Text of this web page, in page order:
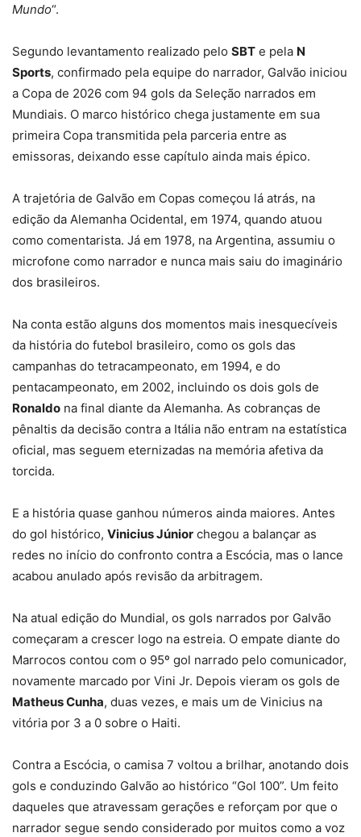
Mundo“.
Segundo levantamento realizado pelo SBT e pela N
Sports, confirmado pela equipe do narrador, Galvão iniciou
a Copa de 2026 com 94 gols da Seleção narrados em
Mundiais. O marco histórico chega justamente em sua
primeira Copa transmitida pela parceria entre as
emissoras, deixando esse capítulo ainda mais épico.
A trajetória de Galvão em Copas começou lá atrás, na
edição da Alemanha Ocidental, em 1974, quando atuou
como comentarista. Já em 1978, na Argentina, assumiu o
microfone como narrador e nunca mais saiu do imaginário
dos brasileiros.
Na conta estão alguns dos momentos mais inesquecíveis
da história do futebol brasileiro, como os gols das
campanhas do tetracampeonato, em 1994, e do
pentacampeonato, em 2002, incluindo os dois gols de
Ronaldo na final diante da Alemanha. As cobranças de
pênaltis da decisão contra a Itália não entram na estatística
oficial, mas seguem eternizadas na memória afetiva da
torcida.
E a história quase ganhou números ainda maiores. Antes
do gol histórico, Vinicius Júnior chegou a balançar as
redes no início do confronto contra a Escócia, mas o lance
acabou anulado após revisão da arbitragem.
Na atual edição do Mundial, os gols narrados por Galvão
começaram a crescer logo na estreia. O empate diante do
Marrocos contou com o 95º gol narrado pelo comunicador,
novamente marcado por Vini Jr. Depois vieram os gols de
Matheus Cunha, duas vezes, e mais um de Vinicius na
vitória por 3 a 0 sobre o Haiti.
Contra a Escócia, o camisa 7 voltou a brilhar, anotando dois
gols e conduzindo Galvão ao histórico “Gol 100”. Um feito
daqueles que atravessam gerações e reforçam por que o
narrador segue sendo considerado por muitos como a voz